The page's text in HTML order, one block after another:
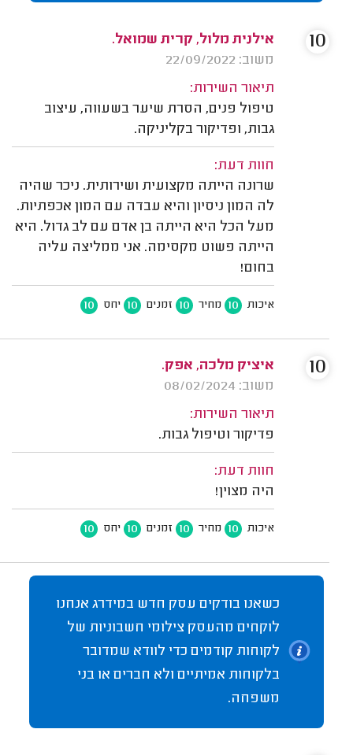
אילנית מלול, קרית שמואל.
משוב: 22/09/2022
תיאור השירות:
טיפול פנים, הסרת שיער בשעווה, עיצוב
גבות, ופדיקור בקליניקה.
חוות דעת:
שרונה הייתה מקצועית ושירותית. ניכר שהיה
לה המון ניסיון והיא עבדה עם המון אכפתיות.
מעל הכל היא הייתה בן אדם עם לב גדול. היא
הייתה פשוט מקסימה. אני ממליצה עליה
בחום!
איכות 10 מחיר 10 זמנים 10 יחס 10
10
איציק מלכה, אפק.
משוב: 08/02/2024
תיאור השירות:
פדיקור וטיפול גבות.
חוות דעת:
היה מצוין!
איכות 10 מחיר 10 זמנים 10 יחס 10
10
כשאנו בודקים עסק חדש במידרג אנחנו
לוקחים מהעסק צילומי חשבוניות של
לקוחות קודמים כדי לוודא שמדובר
בלקוחות אמיתיים ולא חברים או בני
משפחה.